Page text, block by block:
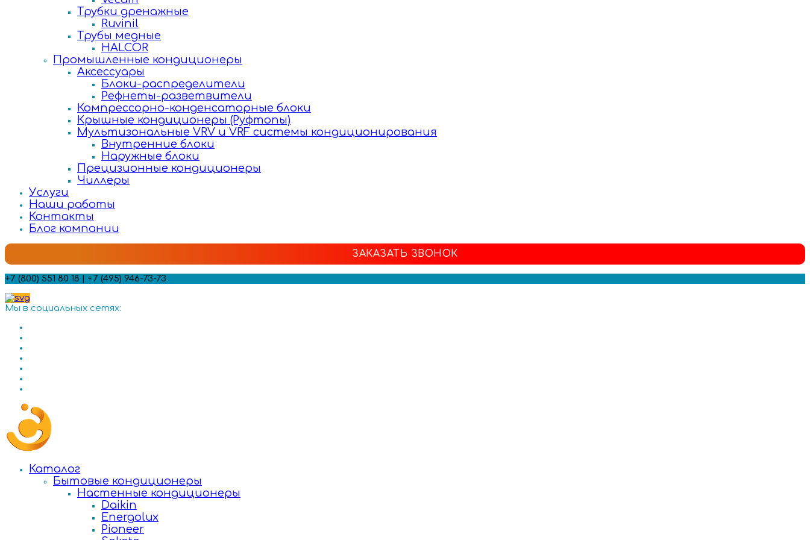
Трубки дренажные
Ruvinil
Трубы медные
HALCOR
Промышленные кондиционеры
Аксессуары
Блоки-распределители
Рефнеты-разветвители
Компрессорно-конденсаторные блоки
Крышные кондиционеры (Руфтопы)
Мультизональные VRV и VRF системы кондиционирования
Внутренние блоки
Наружные блоки
Прецизионные кондиционеры
Чиллеры
Услуги
Наши работы
Контакты
Блог компании
ЗАКАЗАТЬ ЗВОНОК
+7 (800) 551 80 18 | +7 (495) 946-73-73
Мы в социальных сетях:
Каталог
Бытовые кондиционеры
Настенные кондиционеры
Daikin
Energolux
Pioneer